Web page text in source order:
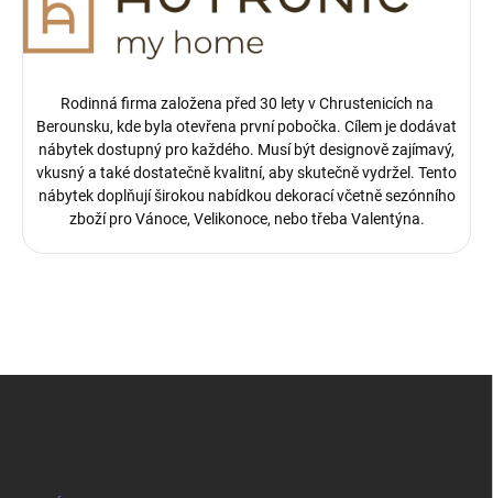
Rodinná firma založena před 30 lety v Chrustenicích na
Berounsku, kde byla otevřena první pobočka. Cílem je dodávat
nábytek dostupný pro každého. Musí být designově zajímavý,
vkusný a také dostatečně kvalitní, aby skutečně vydržel. Tento
nábytek doplňují širokou nabídkou dekorací včetně sezónního
zboží pro Vánoce, Velikonoce, nebo třeba Valentýna.